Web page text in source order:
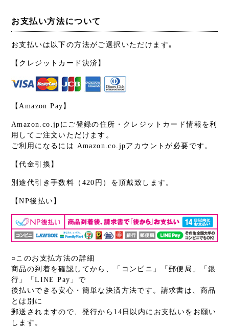
お支払い方法について
お支払いは以下の方法がご選択いただけます｡
【クレジットカード決済】
【Amazon Pay】
Amazon.co.jpにご登録の住所・クレジットカード情報を利
用してご注文いただけます。
ご利用になるには Amazon.co.jpアカウントが必要です。
【代金引換】
別途代引き手数料（420円）を頂戴致します。
【NP後払い】
○このお支払方法の詳細
商品の到着を確認してから、「コンビニ」「郵便局」「銀
行」「LINE Pay」で
後払いできる安心・簡単な決済方法です。請求書は、商品
とは別に
郵送されますので、発行から14日以内にお支払いをお願い
します。